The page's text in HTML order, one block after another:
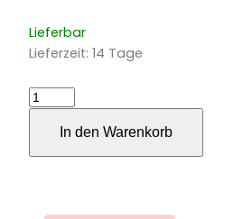
Lieferbar
Lieferzeit: 14 Tage
Figures
of
Light
für
In den Warenkorb